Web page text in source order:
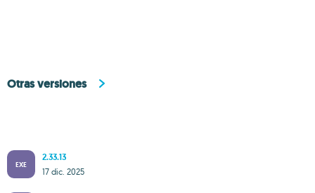
Otras versiones
EXE
2.33.13
17 dic. 2025